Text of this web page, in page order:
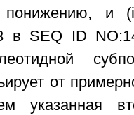
понижению, и
в SEQ ID
от
указанная